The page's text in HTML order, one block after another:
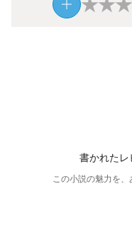
書かれた
この小説の魅力を